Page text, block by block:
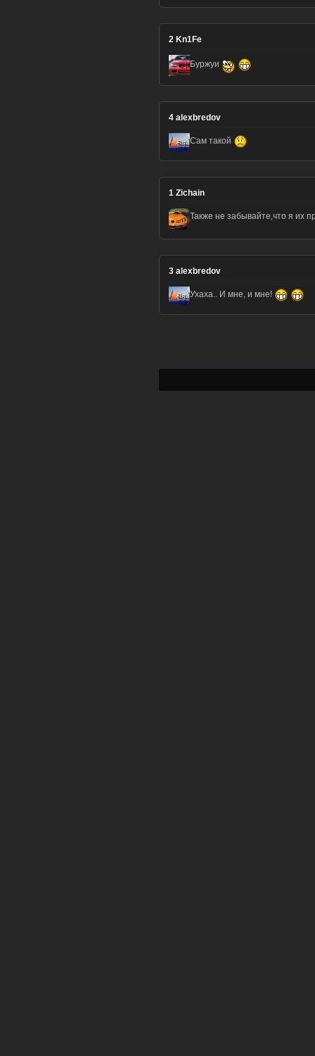
2 Kn1Fe
Буржуи
4 alexbredov
Сам такой
1 Zichain
Также не забывайте,что я их
3 alexbredov
Ухаха.. И мне, и мне!